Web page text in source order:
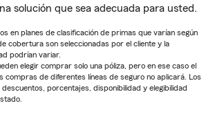
solución que sea adecuada para usted.
en planes de clasificación de primas que varían según
cobertura son seleccionadas por el cliente y la
podrían variar.
elegir comprar solo una póliza, pero en ese caso el
compras de diferentes líneas de seguro no aplicará. Los
porcentajes, disponibilidad y elegibilidad